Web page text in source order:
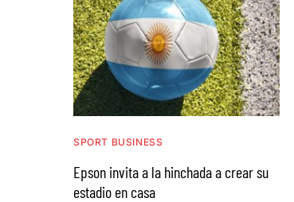
SPORT BUSINESS
Epson invita a la hinchada a crear su
estadio en casa